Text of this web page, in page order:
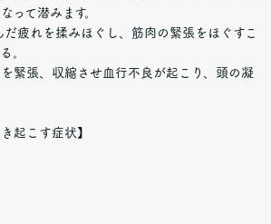
って潜みます。
疲れを揉みほぐし、筋肉の緊張をほぐすこ
。
緊張、収縮させ血行不良が起こり、頭の凝
起こす症状】